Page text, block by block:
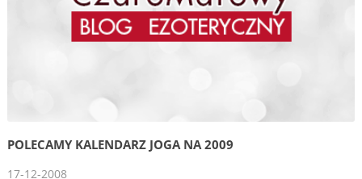
POLECAMY KALENDARZ JOGA NA 2009
17-12-2008